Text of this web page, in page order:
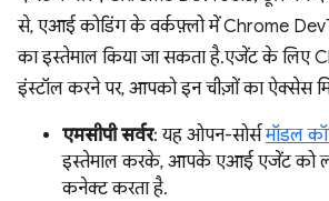
से, एआई कोडिंग के वर्कफ़्लो में Chrome
का इस्तेमाल किया जा सकता है. एजेंट के लिए
इंस्टॉल करने पर, आपको इन चीज़ों का ऐक्सेस
एमसीपी सर्वर: यह ओपन-सोर्समॉडल
इस्तेमाल करके, आपके एआई एजेंट को
कनेक्ट करता है.